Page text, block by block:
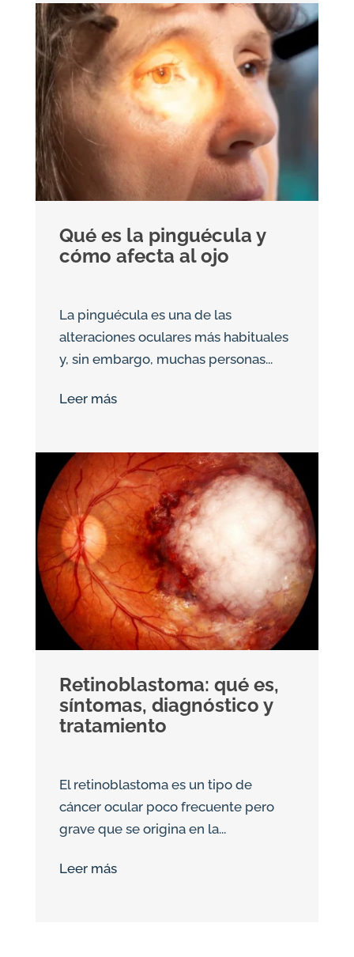
Qué es la pinguécula y
cómo afecta al ojo
La pinguécula es una de las
alteraciones oculares más habituales
y, sin embargo, muchas personas...
Leer más
Retinoblastoma: qué es,
síntomas, diagnóstico y
tratamiento
El retinoblastoma es un tipo de
cáncer ocular poco frecuente pero
grave que se origina en la...
Leer más